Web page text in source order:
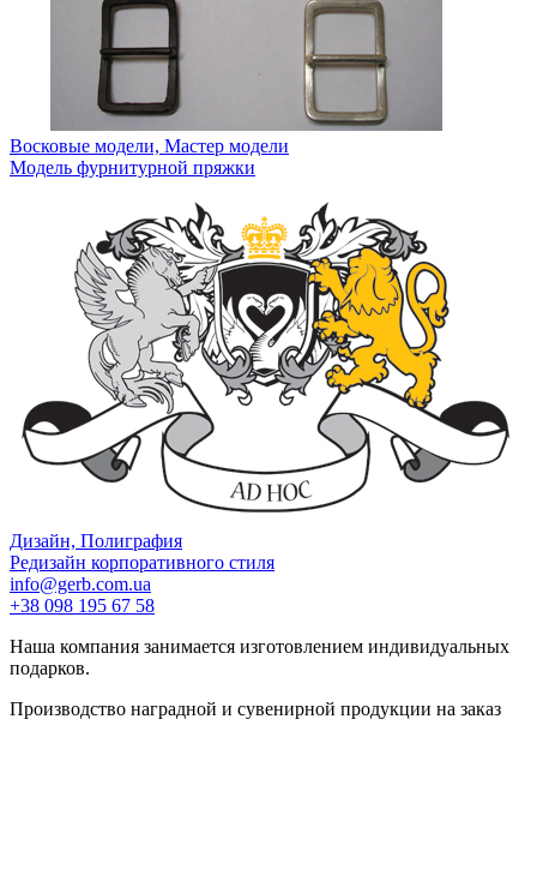
Восковые модели, Мастер модели
Модель фурнитурной пряжки
Дизайн, Полиграфия
Редизайн корпоративного стиля
info@gerb.com.ua
+38 098 195 67 58
Наша компания занимается изготовлением индивидуальных
подарков.
Производство наградной и сувенирной продукции на заказ